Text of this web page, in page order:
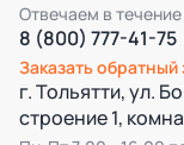
Отвечаем в
8 (800) 777-41-75
Заказать обратный
г. Тольятти, ул.
строение 1,